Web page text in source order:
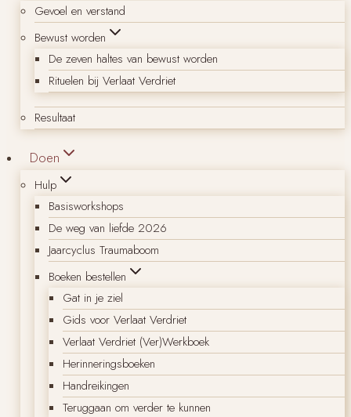
Gevoel en verstand
Bewust worden
De zeven haltes van bewust worden
Rituelen bij Verlaat Verdriet
Resultaat
Doen
Hulp
Basisworkshops
De weg van liefde 2026
Jaarcyclus Traumaboom
Boeken bestellen
Gat in je ziel
Gids voor Verlaat Verdriet
Verlaat Verdriet (Ver)Werkboek
Herinneringsboeken
Handreikingen
Teruggaan om verder te kunnen